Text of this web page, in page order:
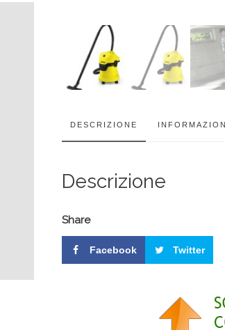
DESCRIZIONE
Descrizione
Share
Facebook Twitter